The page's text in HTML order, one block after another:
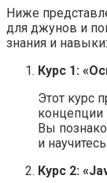
Ниже
для джунов и
знания и навыки:
Курс 1:
Этот курс
концепции
Вы
и
Курс 2: